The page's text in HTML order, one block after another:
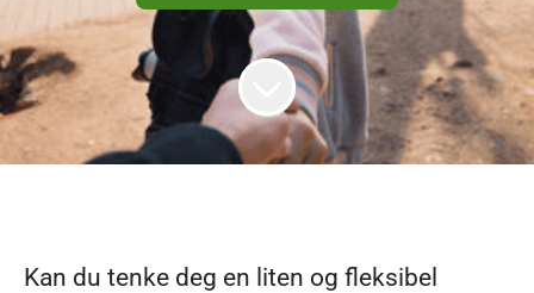
Kan du tenke deg en liten og fleksibel